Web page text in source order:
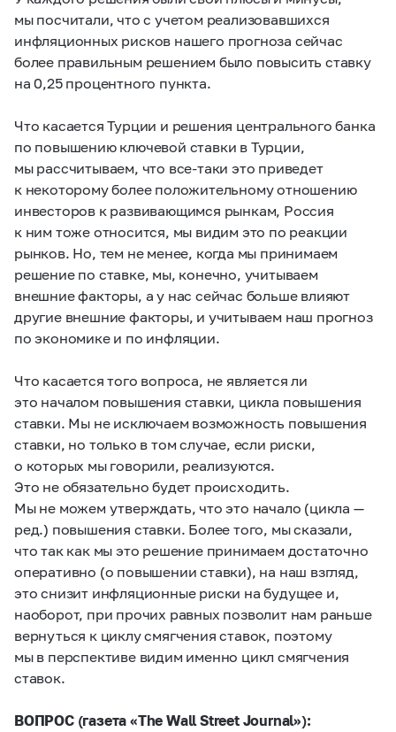
мы посчитали, что с учетом реализовавшихся
инфляционных рисков нашего прогноза сейчас
более правильным решением было повысить ставку
на 0,25 процентного пункта.
Что касается Турции и решения центрального банка
по повышению ключевой ставки в Турции,
мы рассчитываем, что все-таки это приведет
к некоторому более положительному отношению
инвесторов к развивающимся рынкам, Россия
к ним тоже относится, мы видим это по реакции
рынков. Но, тем не менее, когда мы принимаем
решение по ставке, мы, конечно, учитываем
внешние факторы, а у нас сейчас больше влияют
другие внешние факторы, и учитываем наш прогноз
по экономике и по инфляции.
Что касается того вопроса, не является ли
это началом повышения ставки, цикла повышения
ставки. Мы не исключаем возможность повышения
ставки, но только в том случае, если риски,
о которых мы говорили, реализуются.
Это не обязательно будет происходить.
Мы не можем утверждать, что это начало (цикла —
ред.) повышения ставки. Более того, мы сказали,
что так как мы это решение принимаем достаточно
оперативно (о повышении ставки), на наш взгляд,
это снизит инфляционные риски на будущее и,
наоборот, при прочих равных позволит нам раньше
вернуться к циклу смягчения ставок, поэтому
мы в перспективе видим именно цикл смягчения
ставок.
ВОПРОС (газета «The Wall Street Journal»):